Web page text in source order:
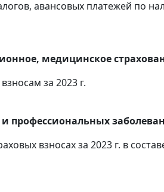
авансовых платежей по
медицинское
за 2023 г.
и профессиональных
взносах за 2023 г. в